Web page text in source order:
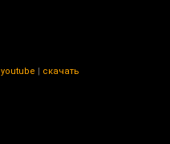
youtube | скачать